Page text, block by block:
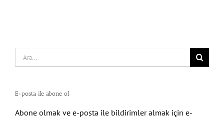
Search
for:
E-posta ile abone ol
Abone olmak ve e-posta ile bildirimler almak için e-